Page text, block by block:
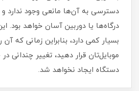
دسترسی به آن‌ها مانعی وجود ندارد و
درگاه‌ها یا دوربین آسان خواهد بود‏.‏
بسیار کمی دارد، بنابراین زمانی که
موبایل‌تان قرار دهید، تغییر چندانی
دستگاه ایجاد نخواهد شد‏.‏